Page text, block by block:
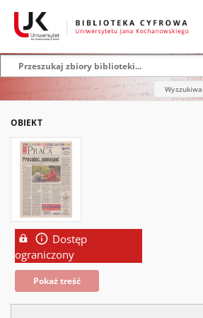
OBIEKT
Dostęp
ograniczony
Pokaż treść